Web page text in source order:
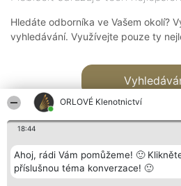
ORLOVÉ Klenotnictví
18:44
Ahoj, rádi Vám pomůžeme! 🙂
příslušnou téma konverzace! 🙂
Hledáte odborníka ve Vašem okolí?
vyhledávání. Využívejte pouze ty